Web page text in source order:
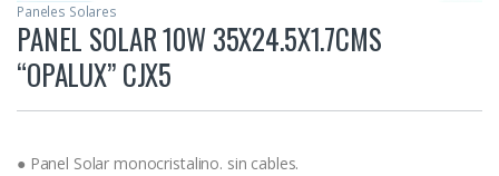
Paneles Solares
PANEL SOLAR 10W 35X24.5X1.7CMS
“OPALUX” CJX5
● Panel Solar monocristalino. sin cables.